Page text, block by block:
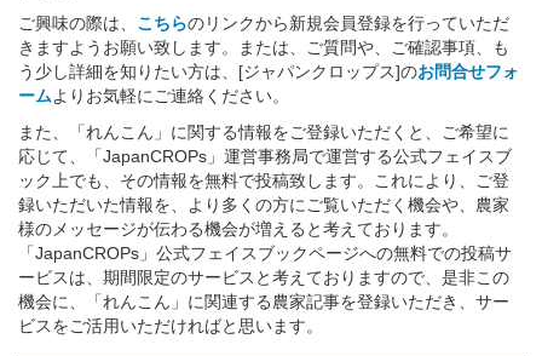
ご興味の際は、 こちらのリンクから新規会員登録を行っていただ
きますようお願い致します。または、ご質問や、ご確認事項、も
う少し詳細を知りたい方は、[ジャパンクロップス]のお問合せフォ
ームよりお気軽にご連絡ください。
また、「れんこん」に関する情報をご登録いただくと、ご希望に
応じて、「JapanCROPs」運営事務局で運営する公式フェイスブ
ック上でも、その情報を無料で投稿致します。これにより、ご登
録いただいた情報を、より多くの方にご覧いただく機会や、農家
様のメッセージが伝わる機会が増えると考えております。
「JapanCROPs」公式フェイスブックページへの無料での投稿サ
ービスは、期間限定のサービスと考えておりますので、是非この
機会に、「れんこん」に関連する農家記事を登録いただき、サー
ビスをご活用いただければと思います。